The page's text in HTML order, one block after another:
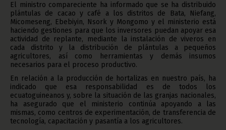
El ministro compareciente ha informado que se ha distribuido
plántulas de cacao y café a los distritos de Bata, Niefang,
Micomeseng, Ebebiyin, Nsork y Mongomo y el ministerio está
haciendo gestiones para que los inversores puedan apoyar esa
actividad de replante, mediante la instalación de viveros en
cada distrito y la distribución de plántulas a pequeños
agricultores, así como herramientas y demás insumos
necesarios para el proceso productivo.
En relación a la producción de hortalizas en nuestro país, ha
indicado que esa responsabilidad es de todos los
ecuatoguineanos y, sobre la situación de las granjas nacionales,
ha asegurado que el ministerio continúa apoyando a las
mismas, como centros de experimentación, de transferencia de
tecnología, capacitación y pasantía a los agricultores.